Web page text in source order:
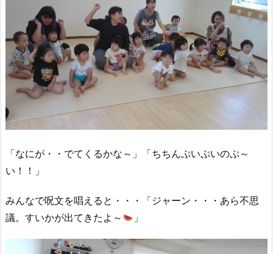
「なにが・・でてくるかな～」「ちちんぷいぷいのぷ～
い！！」
みんなで呪文を唱えると・・・「ジャーン・・・あら不思
議。すいかが出てきたよ～
」